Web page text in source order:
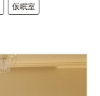
仮眠室